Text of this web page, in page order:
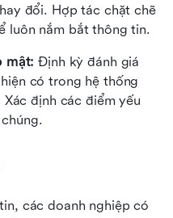
đổi. Hợp tác chặt chẽ
luôn nắm bắt thông tin.
mật: Định kỳ đánh giá
có trong hệ thống
định các điểm yếu
các doanh nghiệp có